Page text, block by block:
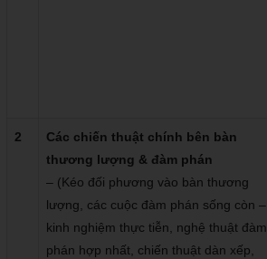
2
Các chiến thuật chính bên bàn
thương lượng & đàm phán
– (Kéo đối phương vào bàn thương
lượng, các cuộc đàm phán sống còn –
kinh nghiệm thực tiễn, nghệ thuật đàm
phán hợp nhất, chiến thuật dàn xếp,